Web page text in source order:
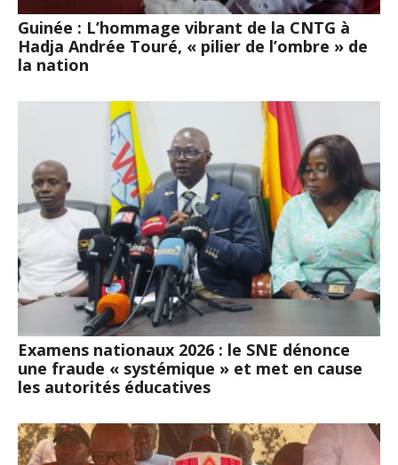
Guinée : L’hommage vibrant de la CNTG à
Hadja Andrée Touré, « pilier de l’ombre » de
la nation
Examens nationaux 2026 : le SNE dénonce
une fraude « systémique » et met en cause
les autorités éducatives